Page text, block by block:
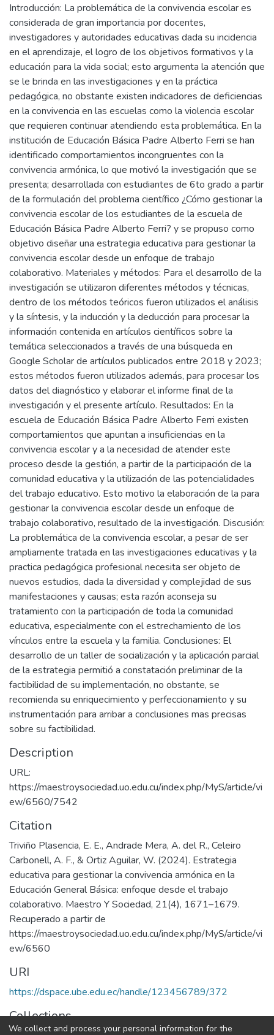
Introducción: La problemática de la convivencia escolar es
considerada de gran importancia por docentes,
investigadores y autoridades educativas dada su incidencia
en el aprendizaje, el logro de los objetivos formativos y la
educación para la vida social; esto argumenta la atención que
se le brinda en las investigaciones y en la práctica
pedagógica, no obstante existen indicadores de deficiencias
en la convivencia en las escuelas como la violencia escolar
que requieren continuar atendiendo esta problemática. En la
institución de Educación Básica Padre Alberto Ferri se han
identificado comportamientos incongruentes con la
convivencia armónica, lo que motivó la investigación que se
presenta; desarrollada con estudiantes de 6to grado a partir
de la formulación del problema científico ¿Cómo gestionar la
convivencia escolar de los estudiantes de la escuela de
Educación Básica Padre Alberto Ferri? y se propuso como
objetivo diseñar una estrategia educativa para gestionar la
convivencia escolar desde un enfoque de trabajo
colaborativo. Materiales y métodos: Para el desarrollo de la
investigación se utilizaron diferentes métodos y técnicas,
dentro de los métodos teóricos fueron utilizados el análisis
y la síntesis, y la inducción y la deducción para procesar la
información contenida en artículos científicos sobre la
temática seleccionados a través de una búsqueda en
Google Scholar de artículos publicados entre 2018 y 2023;
estos métodos fueron utilizados además, para procesar los
datos del diagnóstico y elaborar el informe final de la
investigación y el presente artículo. Resultados: En la
escuela de Educación Básica Padre Alberto Ferri existen
comportamientos que apuntan a insuficiencias en la
convivencia escolar y a la necesidad de atender este
proceso desde la gestión, a partir de la participación de la
comunidad educativa y la utilización de las potencialidades
del trabajo educativo. Esto motivo la elaboración de la para
gestionar la convivencia escolar desde un enfoque de
trabajo colaborativo, resultado de la investigación. Discusión:
La problemática de la convivencia escolar, a pesar de ser
ampliamente tratada en las investigaciones educativas y la
practica pedagógica profesional necesita ser objeto de
nuevos estudios, dada la diversidad y complejidad de sus
manifestaciones y causas; esta razón aconseja su
tratamiento con la participación de toda la comunidad
educativa, especialmente con el estrechamiento de los
vínculos entre la escuela y la familia. Conclusiones: El
desarrollo de un taller de socialización y la aplicación parcial
de la estrategia permitió a constatación preliminar de la
factibilidad de su implementación, no obstante, se
recomienda su enriquecimiento y perfeccionamiento y su
instrumentación para arribar a conclusiones mas precisas
sobre su factibilidad.
Description
URL:
https://maestroysociedad.uo.edu.cu/index.php/MyS/article/vi
ew/6560/7542
Citation
Triviño Plasencia, E. E., Andrade Mera, A. del R., Celeiro
Carbonell, A. F., & Ortiz Aguilar, W. (2024). Estrategia
educativa para gestionar la convivencia armónica en la
Educación General Básica: enfoque desde el trabajo
colaborativo. Maestro Y Sociedad, 21(4), 1671–1679.
Recuperado a partir de
https://maestroysociedad.uo.edu.cu/index.php/MyS/article/vi
ew/6560
URI
https://dspace.ube.edu.ec/handle/123456789/372
Collections
We collect and process your personal information for the